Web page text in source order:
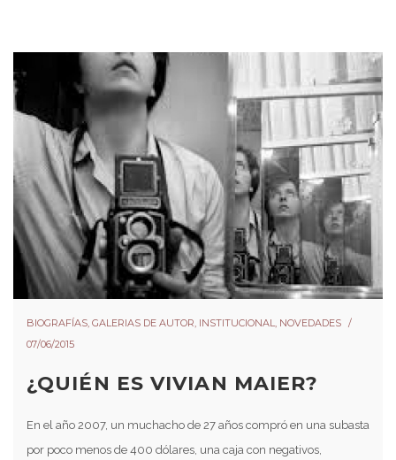
BIOGRAFÍAS, GALERIAS DE AUTOR, INSTITUCIONAL, NOVEDADES
07/06/2015
¿QUIÉN ES VIVIAN MAIER?
En el año 2007, un muchacho de 27 años compró en una subasta
por poco menos de 400 dólares, una caja con negativos,